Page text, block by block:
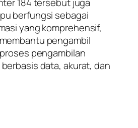
184 tersebut juga
berfungsi sebagai
yang komprehensif,
pengambil
pengambilan
data, akurat, dan